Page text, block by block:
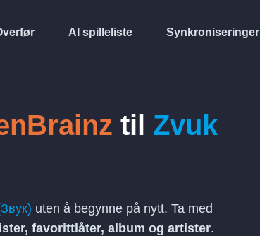
AI spilleliste Synkroniseringer
til Zvuk
uten å begynne på nytt. Ta med
favorittlåter, album og artister.